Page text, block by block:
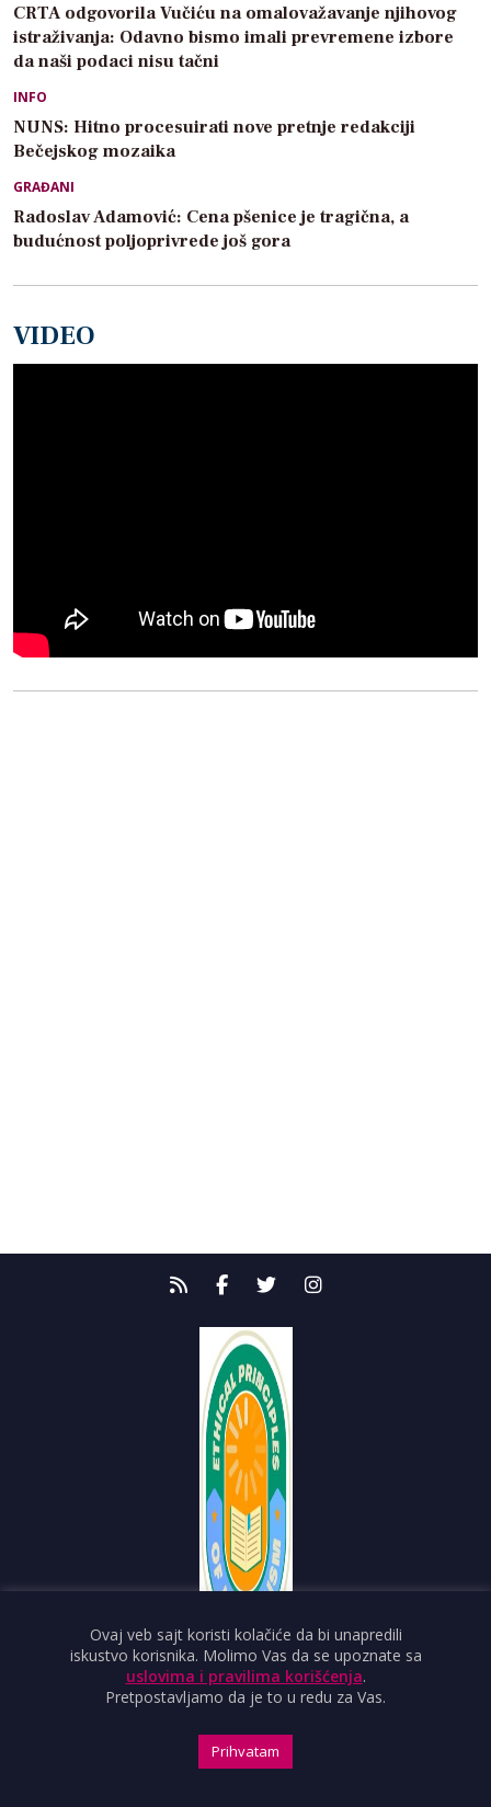
CRTA odgovorila Vučiću na omalovažavanje njihovog
istraživanja: Odavno bismo imali prevremene izbore
da naši podaci nisu tačni
INFO
NUNS: Hitno procesuirati nove pretnje redakciji
Bečejskog mozaika
GRAĐANI
Radoslav Adamović: Cena pšenice je tragična, a
budućnost poljoprivrede još gora
VIDEO
Sutjeska 2 21000 Novi Sad
ndnvns@gmail.com
IMPRESUM
Ovaj veb sajt koristi kolačiće da bi unapredili
iskustvo korisnika. Molimo Vas da se upoznate sa
uslovima i pravilima korišćenja.
Pretpostavljamo da je to u redu za Vas.
Prihvatam